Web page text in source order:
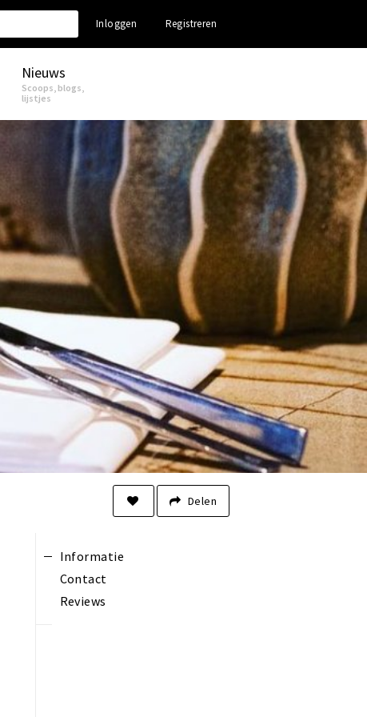
Inloggen Registreren
Nieuws
Scoops, blogs,
lijstjes
Delen
Informatie
Contact
Reviews